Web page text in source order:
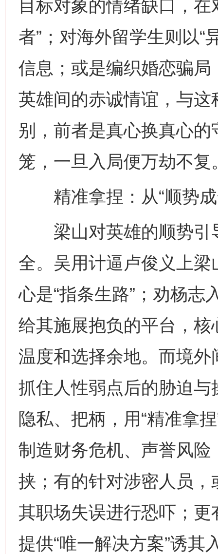
目标对象的情绪缺口，
者”；对海外留学生则以“
信息；或是编织婚恋骗
英雄间的赤诚情谊，与这
别，前者是真心换真心
笼，一旦入局便万劫不复
精准拿捏：从“顺势成
梁山对英雄的顺势引
全。吴用计逼卢俊义上
心是“指条生路”；劝杨志
给其施展抱负的平台，核
温度和选择余地。而境
抓住人性弱点后的胁迫
隐私、把柄，用“精准拿
制造财务危机、声誉风险
挟；有的针对涉密人员
其职场失误进行恐吓；
提供“唯一解决方案”诱其